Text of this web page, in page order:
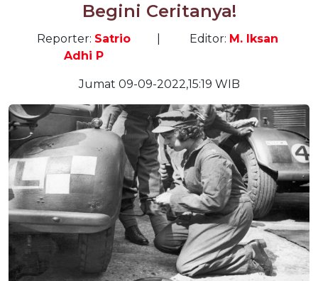
Begini Ceritanya!
Reporter: Satrio
Adhi P
Editor: M. Iksan
Jumat 09-09-2022,15:19 WIB